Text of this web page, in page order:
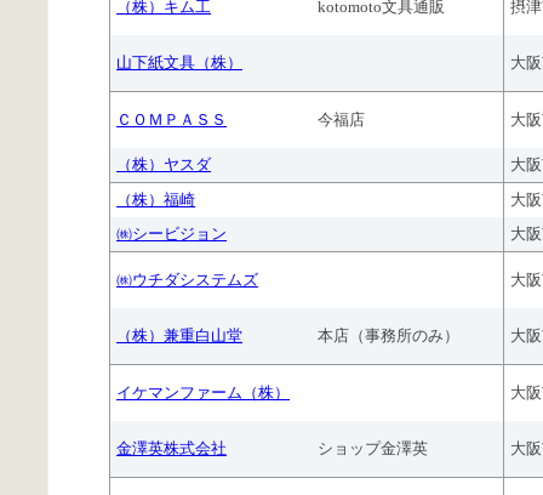
（株）キム工 kotomoto文具通販 摂
山下紙文具（株） 大
ＣＯＭＰＡＳＳ 今福店 大
（株）ヤスダ
大
（株）福崎
大
㈱シービジョン
大
㈱ウチダシステムズ 大
（株）兼重白山堂 本店（事務所のみ） 大
イケマンファーム（株） 大
金澤英株式会社 ショップ金澤英 大